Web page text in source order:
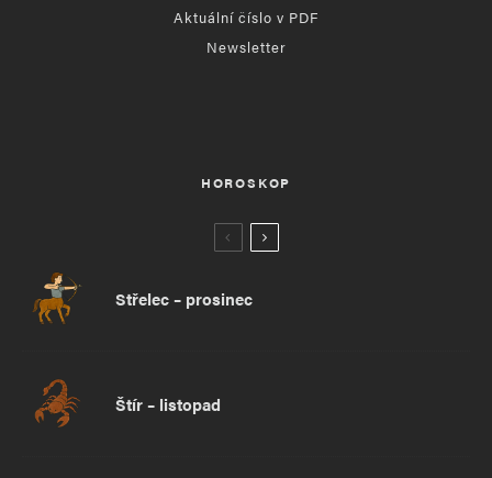
Aktuální číslo v PDF
Newsletter
HOROSKOP
Střelec – prosinec
Štír – listopad